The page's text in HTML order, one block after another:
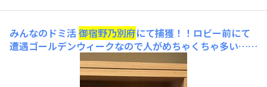
みんなのドミ活御宿野乃別府にて捕獲！！ロビー前にて
遭遇ゴールデンウィークなので人がめちゃくちゃ多い…貸
切風呂ありがたいが混みすぎ…